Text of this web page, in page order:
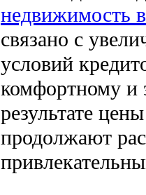
недвижимость
связано с
условий
комфортному и
результате
продолжают